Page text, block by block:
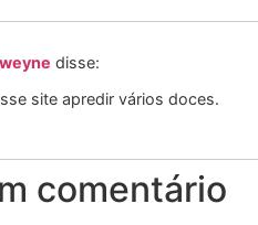
disse:
site apredir vários doces.
comentário